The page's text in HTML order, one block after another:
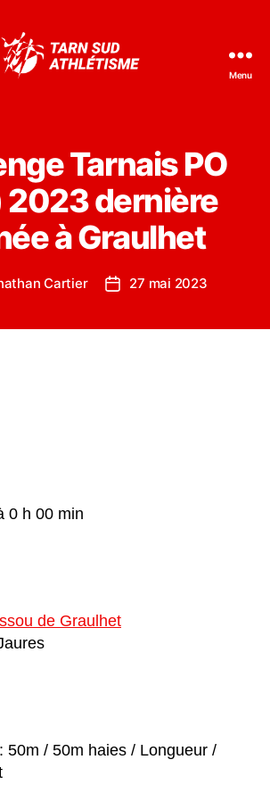
Menu
Tarnais PO
2023 dernière
à Graulhet
Cartier
Date27 mai 2023
0 h 00 min
de Graulhet
50m / 50m haies / Longueur /